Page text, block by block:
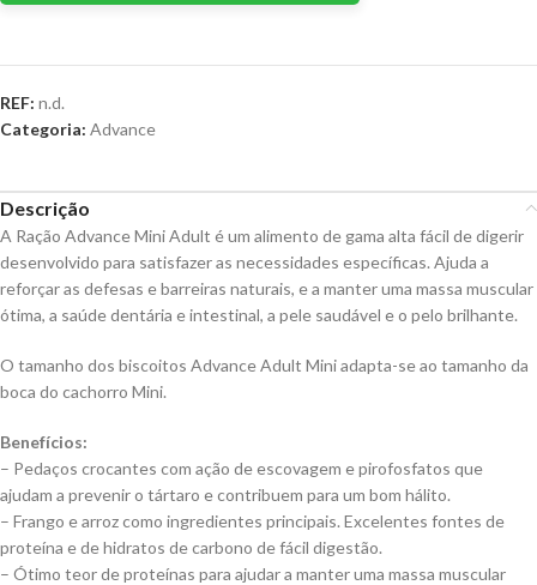
REF: n.d.
Categoria: Advance
Descrição
A Ração Advance Mini Adult é um alimento de gama alta fácil de digerir
desenvolvido para satisfazer as necessidades específicas. Ajuda a
reforçar as defesas e barreiras naturais, e a manter uma massa muscular
ótima, a saúde dentária e intestinal, a pele saudável e o pelo brilhante.
O tamanho dos biscoitos Advance Adult Mini adapta-se ao tamanho da
boca do cachorro Mini.
Benefícios:
– Pedaços crocantes com ação de escovagem e pirofosfatos que
ajudam a prevenir o tártaro e contribuem para um bom hálito.
– Frango e arroz como ingredientes principais. Excelentes fontes de
proteína e de hidratos de carbono de fácil digestão.
– Ótimo teor de proteínas para ajudar a manter uma massa muscular